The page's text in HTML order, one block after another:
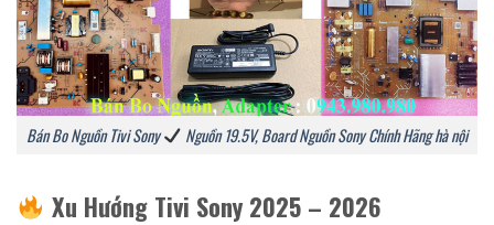
Bán Bo Nguồn Tivi Sony Nguồn 19.5V, Board Nguồn Sony Chính Hãng hà nội
Xu Hướng Tivi Sony 2025 – 2026